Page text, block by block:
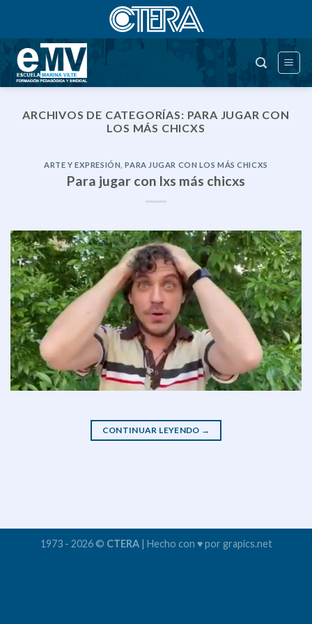
contenido
ARCHIVOS DE CATEGORÍAS: PARA JUGAR CON
LOS MÁS CHICXS
ARTE Y EXPRESIÓN ,PARA JUGAR CON LOS MÁS CHICXS
Para jugar con lxs más chicxs
CONTINUAR LEYENDO →
1973 - 2026 © CTERA| Hecho con ♥ por grapics.net